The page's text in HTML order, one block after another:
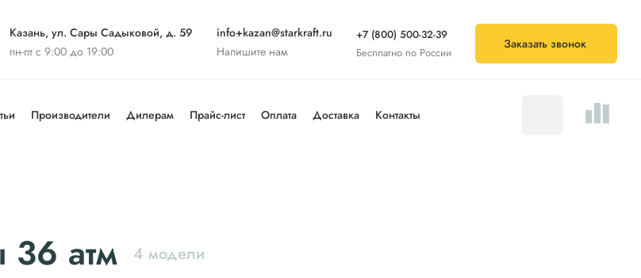
Казань, ул. Сары Садыковой, д. 59
пн-пт с 9:00 до 19:00
info+kazan@starkraft.ru
Напишите нам
+7 (800) 500-32-39
Бесплатно по России
Заказать звонок
Производители Дилерам Прайс-лист Оплата Доставка Контакты
атм 4 модели